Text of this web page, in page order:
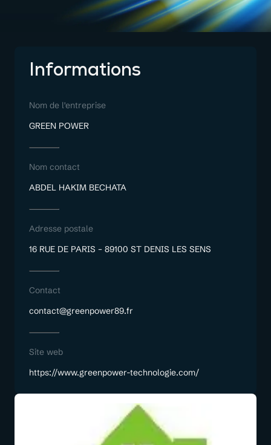
Informations
Nom de l'entreprise
GREEN POWER
Nom contact
ABDEL HAKIM BECHATA
Adresse postale
16 RUE DE PARIS – 89100 ST DENIS LES SENS
Contact
contact@greenpower89.fr
Site web
https://www.greenpower-technologie.com/